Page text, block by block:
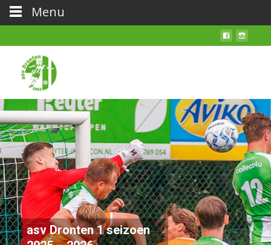
asv Dronten 1 seizoen
Menu